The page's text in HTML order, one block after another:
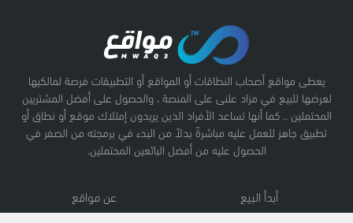
يعطى مواقع أصحاب النطاقات أو المواقع أو التطبيقات فرصة لمالكيها
لعرضها للبيع في مزاد علنى على المنصة ، والحصول على أفضل المشتريين
المحتملين .. كما أنها تساعد الأفراد الذين يريدون إمتلاك موقع أو نطاق أو
تطبيق جاهز للعمل عليه مباشرةً بدلاً من البدء في برمجته من الصفر في
الحصول عليه من أفضل البائعين المحتملين.
أبدأ البيع
عن مواقع